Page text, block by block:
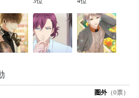
圏外（0票）